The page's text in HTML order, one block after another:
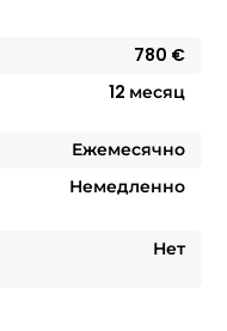
780 €
12 месяц
Ежемесячно
Немедленно
Нет